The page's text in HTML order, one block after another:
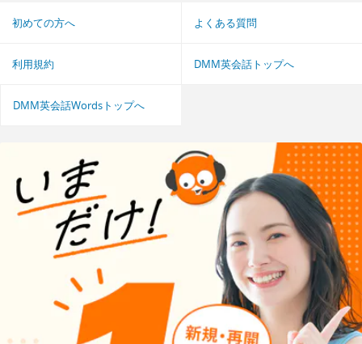
初めての方へ よくある質問
利用規約 DMM英会話トップへ
DMM英会話Wordsトップへ